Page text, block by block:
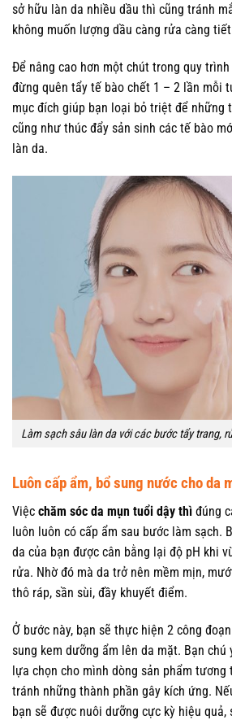
sở hữu làn da nhiều dầu thì cũng tránh
không muốn lượng dầu càng rửa càng
Để nâng cao hơn một chút trong quy
đừng quên tẩy tế bào chết 1 – 2 lần mỗi
mục đích giúp bạn loại bỏ triệt để những
cũng như thúc đẩy sản sinh các tế bào
làn da.
Làm sạch sâu làn da với các bước tẩy trang,
Luôn cấp ẩm, bổ sung nước cho da
Việc chăm sóc da mụn tuổi dậy thì đúng
luôn luôn có cấp ẩm sau bước làm sạch.
da của bạn được cân bằng lại độ pH khi
rửa. Nhờ đó mà da trở nên mềm mịn,
thô ráp, sần sùi, đầy khuyết điểm.
Ở bước này, bạn sẽ thực hiện 2 công
sung kem dưỡng ẩm lên da mặt. Bạn chú
lựa chọn cho mình dòng sản phẩm tương
tránh những thành phần gây kích ứng.
bạn sẽ được nuôi dưỡng cực kỳ hiệu quả,